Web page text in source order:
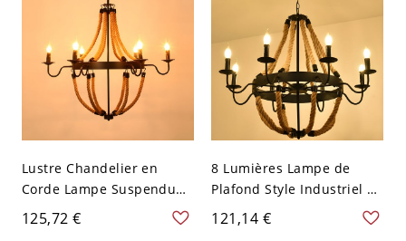
Lustre Chandelier en
Corde Lampe Suspendue
Industrielle en Noir - 110
V-120 V Bougie 6
125,72 €
8 Lumières Lampe de
Plafond Style Industriel en
Corde Lustre Roue en Noir
pour Restaurant - 110 V-
121,14 €